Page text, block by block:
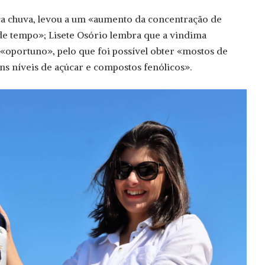
chuva, levou a um «aumento da concentração de
tempo»; Lisete Osório lembra que a vindima
pelo que foi possível obter «mostos de
níveis de açúcar e compostos fenólicos».